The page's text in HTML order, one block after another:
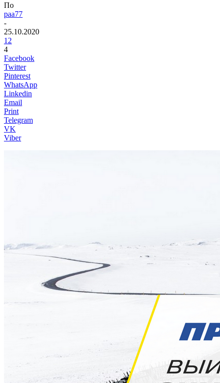
По
paa77
-
25.10.2020
12
4
Facebook
Twitter
Pinterest
WhatsApp
Linkedin
Email
Print
Telegram
VK
Viber